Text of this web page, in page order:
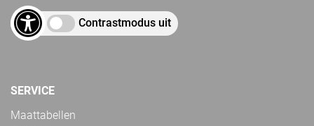
Contrastmodus uit
SERVICE
Maattabellen